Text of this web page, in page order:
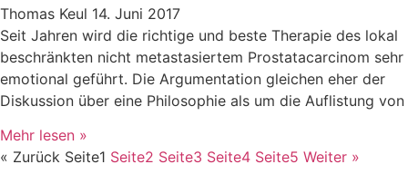
Thomas Keul 14. Juni 2017
Seit Jahren wird die richtige und beste Therapie des lokal
beschränkten nicht metastasiertem Prostatacarcinom sehr
emotional geführt. Die Argumentation gleichen eher der
Diskussion über eine Philosophie als um die Auflistung von
Mehr lesen »
« Zurück Seite1 Seite2 Seite3 Seite4 Seite5 Weiter »